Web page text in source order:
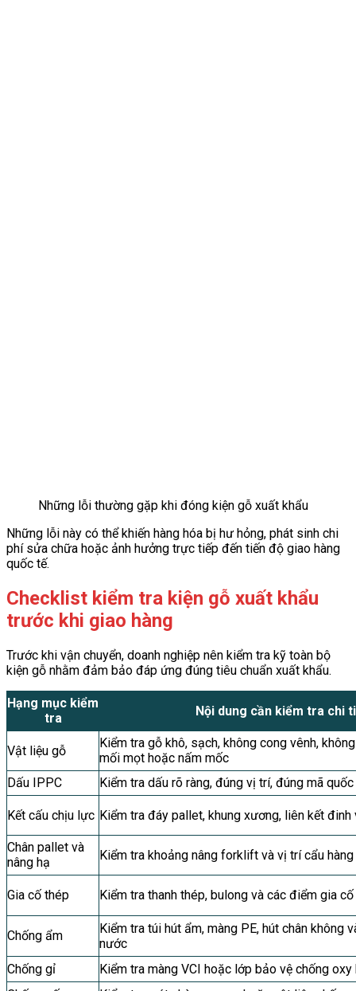
Những lỗi thường gặp khi đóng kiện gỗ xuất khẩu
Những lỗi này có thể khiến hàng hóa bị hư hỏng, phát sinh chi
phí sửa chữa hoặc ảnh hưởng trực tiếp đến tiến độ giao hàng
quốc tế.
Checklist kiểm tra kiện gỗ xuất khẩu
trước khi giao hàng
Trước khi vận chuyển, doanh nghiệp nên kiểm tra kỹ toàn bộ
kiện gỗ nhằm đảm bảo đáp ứng đúng tiêu chuẩn xuất khẩu.
Hạng mục kiểm
tra
Nội dung cần kiểm tra chi
Vật liệu gỗ
Kiểm tra gỗ khô, sạch, không cong vênh,
mối mọt hoặc nấm mốc
Dấu IPPC
Kiểm tra dấu rõ ràng, đúng vị trí, đúng mã
Kết cấu chịu lực Kiểm tra đáy pallet, khung xương, liên kết
Chân pallet và
nâng hạ
Kiểm tra khoảng nâng forklift và vị trí cẩu hàng
Gia cố thép Kiểm tra thanh thép, bulong và các điểm gia
Chống ẩm
Kiểm tra túi hút ẩm, màng PE, hút chân không
nước
Chống gỉ
Kiểm tra màng VCI hoặc lớp bảo vệ chống oxy